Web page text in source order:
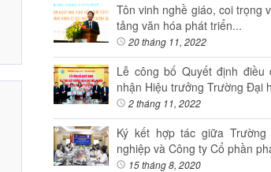
Tôn vinh nghề giáo, coi trọng
tảng văn hóa phát triển...
20 tháng 11, 2022
Lễ công bố Quyết định điều
nhận Hiệu trưởng Trường Đại
2 tháng 11, 2022
Ký kết hợp tác giữa
nghiệp và Công ty Cổ phần
15 tháng 8, 2020